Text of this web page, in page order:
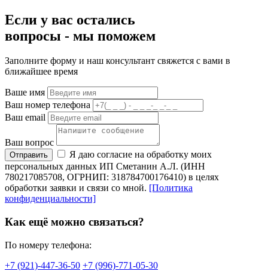
Если у вас остались
вопросы - мы поможем
Заполните форму и наш консультант свяжется с вами в
ближайшее время
Ваше имя
Ваш номер телефона
Ваш email
Ваш вопрос
Отправить
Я даю согласие на обработку моих
персональных данных ИП Сметанин А.Л. (ИНН
780217085708, ОГРНИП: 318784700176410) в целях
обработки заявки и связи со мной. [Политика
конфиденциальности]
Как ещё можно связаться?
По номеру телефона:
+7 (921)-447-36-50 +7 (996)-771-05-30